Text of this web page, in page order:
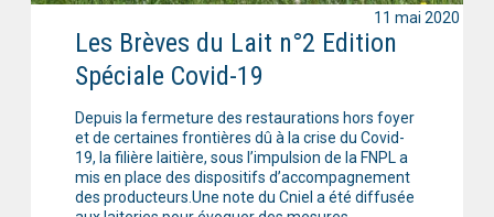
Les Brèves du Lait n°2 Edition
Spéciale Covid-19
Depuis la fermeture des restaurations hors foyer
et de certaines frontières dû à la crise du Covid-
19, la filière laitière, sous l’impulsion de la FNPL a
mis en place des dispositifs d’accompagnement
des producteurs.Une note du Cniel a été diffusée
11 mai 2020